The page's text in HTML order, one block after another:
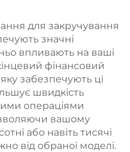
для закручування
значні
впливають на ваші
фінансовий
забезпечують ці
швидкість
операціями
вашому
або навіть тисячі
від обраної моделі.